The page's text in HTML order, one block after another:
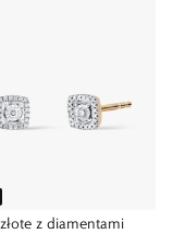
z diamentami